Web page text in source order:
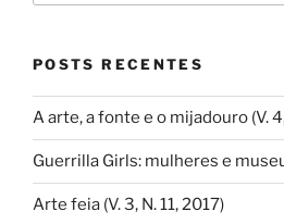
k
b
o
o
k
a
m
POSTS RECENTES
A arte, a fonte e o mijadouro (V.
Guerrilla Girls: mulheres e
Arte feia (V. 3, N. 11, 2017)